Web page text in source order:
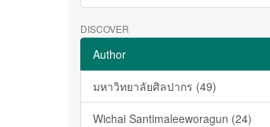
DISCOVER
Author
มหาวิทยาลัยศิลปากร (49)
Wichai Santimaleeworagun (24)